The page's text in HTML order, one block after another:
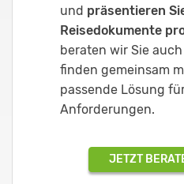
und präsentieren
Reisedokumente
beraten wir Sie
finden gemeinsam
passende Lösung
Anforderungen.
JETZT